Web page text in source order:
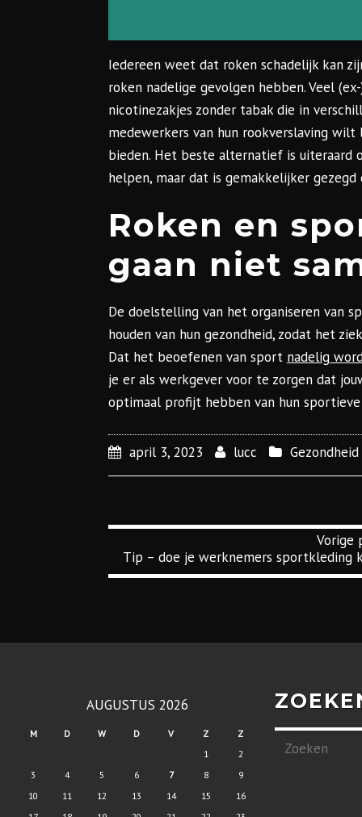
Iedereen weet dat roken schadelijk kan
roken nadelige gevolgen hebben. Veel
nicotinezakjes zonder tabak die in
medewerkers van hun rookverslaving
bieden. Het beste alternatief is uiteraard
helpen, maar dat is gemakkelijker gezegd
Roken en
gaan niet
De doelstelling van het organiseren van
houden van hun gezondheid, zodat het
Dat het beoefenen van sport nadelig
je er als werkgever voor te zorgen dat
optimaal profijt hebben van hun
april 3, 2023 lucc Gezondheid
Vorige
Tip – doe je werknemers sportkleding
AUGUSTUS 2026
M D W D V Z
Z
1
2
3
4 5 6 7 8
9
10
11 12 13 14 15
16